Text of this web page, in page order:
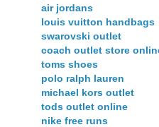
air jordans
louis vuitton handbags
swarovski outlet
coach outlet store
toms shoes
polo ralph lauren
michael kors outlet
tods outlet online
nike free runs